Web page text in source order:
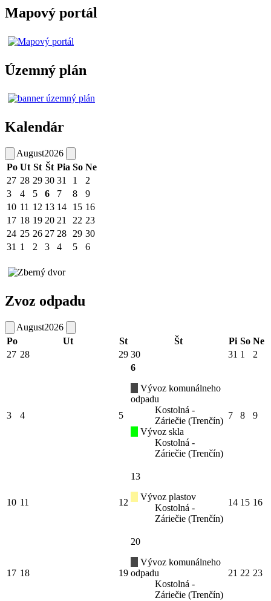
Mapový portál
Územný plán
Kalendár
August2026
Po Ut St Št Pia So Ne
27 28 29 30 31 1
2
3
4 5 6 7 8
9
10 11 12 13 14 15 16
17 18 19 20 21 22 23
24 25 26 27 28 29 30
31 1 2 3 4 5 6
Zvoz odpadu
August2026
Po
Ut St Št Pi So Ne
27 28 29 30 31 1 2
3 4 5
6
Vývoz komunálneho
odpadu
Kostolná -
Záriečie (Trenčín)
Vývoz skla
Kostolná -
Záriečie (Trenčín)
7 8 9
10 11 12
13
Vývoz plastov
Kostolná -
Záriečie (Trenčín)
14 15 16
17 18 19
20
Vývoz komunálneho
odpadu
Kostolná -
Záriečie (Trenčín)
21 22 23